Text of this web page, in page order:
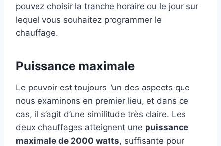
pouvez choisir la tranche horaire ou le jour sur
lequel vous souhaitez programmer le
chauffage.
Puissance maximale
Le pouvoir est toujours l’un des aspects que
nous examinons en premier lieu, et dans ce
cas, il s’agit d’une similitude très claire. Les
deux chauffages atteignent une puissance
maximale de 2000 watts, suffisante pour